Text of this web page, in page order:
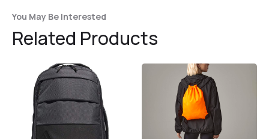
You May Be Interested
Related Products